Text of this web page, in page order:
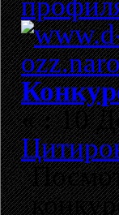
«:10